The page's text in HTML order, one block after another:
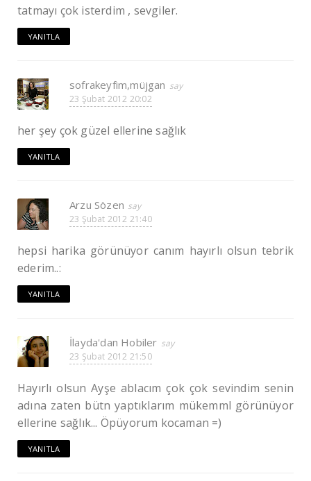
tatmayı çok isterdim , sevgiler.
YANITLA
sofrakeyfim,müjgan
23 Şubat 2012 20:02
her şey çok güzel ellerine sağlık
YANITLA
Arzu Sözen
23 Şubat 2012 21:40
hepsi harika görünüyor canım hayırlı olsun tebrik
ederim..:
YANITLA
İlayda'dan Hobiler
23 Şubat 2012 21:50
Hayırlı olsun Ayşe ablacım çok çok sevindim senin
adına zaten bütn yaptıklarım mükemml görünüyor
ellerine sağlık... Öpüyorum kocaman =)
YANITLA